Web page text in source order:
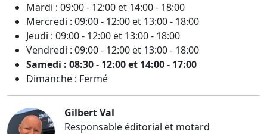
Mardi : 09:00 - 12:00 et 14:00 - 18:00
Mercredi : 09:00 - 12:00 et 13:00 - 18:00
Jeudi : 09:00 - 12:00 et 13:00 - 18:00
Vendredi : 09:00 - 12:00 et 13:00 - 18:00
Samedi : 08:30 - 12:00 et 14:00 - 17:00
Dimanche : Fermé
Gilbert Val
Responsable éditorial et motard